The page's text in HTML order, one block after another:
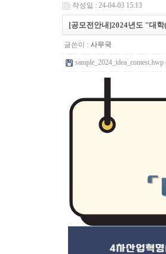
작성일 : 24-04-03 15:13
[공모전안내]2024년도 "대
글쓴이 : 사무국